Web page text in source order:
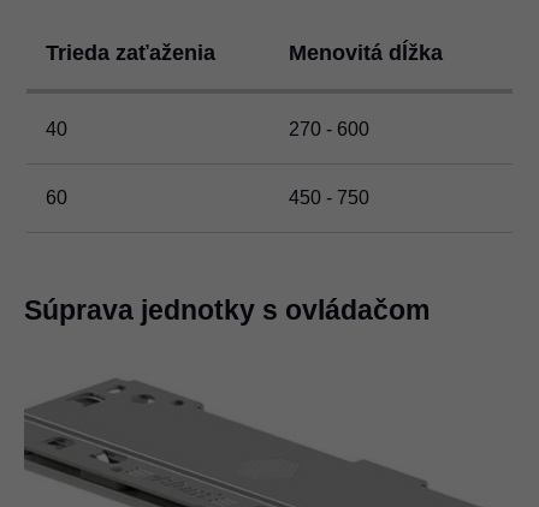
Trieda zaťaženia Menovitá dĺžka
40 270 - 600
60 450 - 750
Súprava jednotky s ovládačom